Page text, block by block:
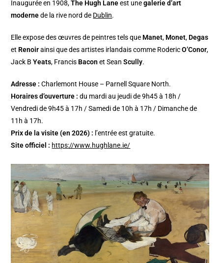
Inaugurée en 1908,The Hugh Laneest unegalerie d’art
modernede la rive nord de Dublin.
Elle expose des œuvres de peintres tels que Manet, Monet, Degas
et Renoirainsi que des artistes irlandais comme RodericO’Conor,
Jack BYeats, Francis Bacon et SeanScully.
Adresse :Charlemont House – Parnell Square North.
Horaires d’ouverture :du mardi au jeudi de 9h45 à 18h /
Vendredi de 9h45 à 17h / Samedi de 10h à 17h / Dimanche de
11h à 17h.
Prix de la visite (en 2026) : l’entrée est gratuite.
Site officiel : https://www.hughlane.ie/